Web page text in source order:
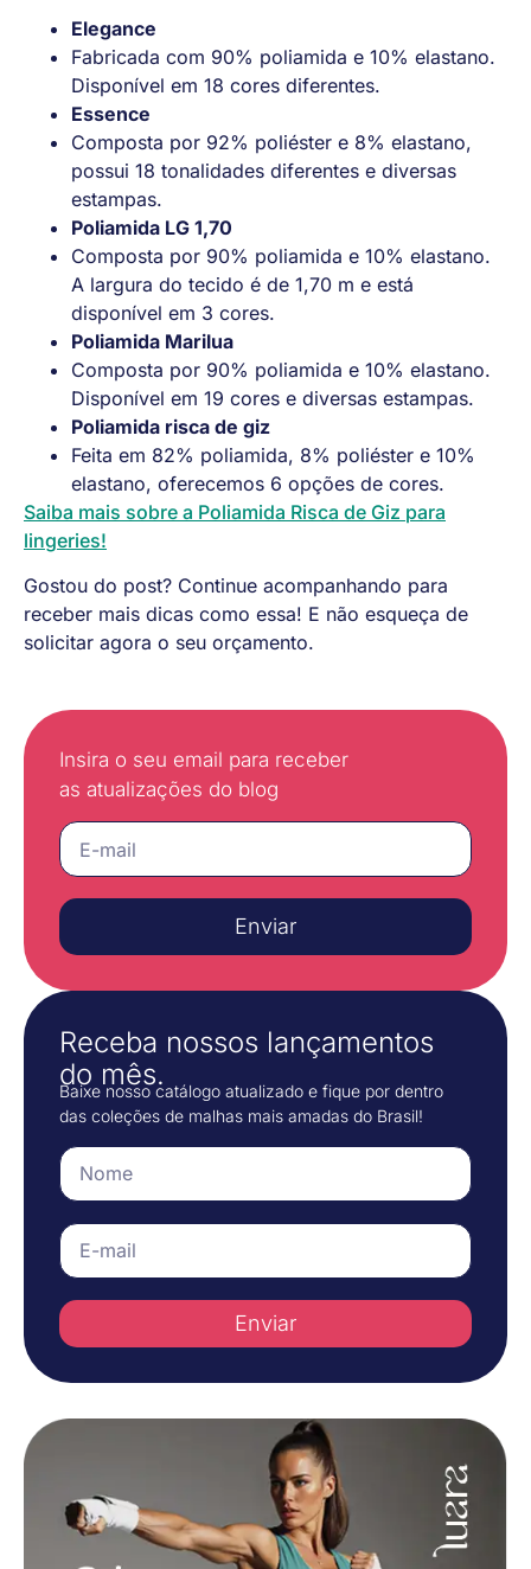
Elegance
Fabricada com 90% poliamida e 10% elastano.
Disponível em 18 cores diferentes.
Essence
Composta por 92% poliéster e 8% elastano,
possui 18 tonalidades diferentes e diversas
estampas.
Poliamida LG 1,70
Composta por 90% poliamida e 10% elastano.
A largura do tecido é de 1,70 m e está
disponível em 3 cores.
Poliamida Marilua
Composta por 90% poliamida e 10% elastano.
Disponível em 19 cores e diversas estampas.
Poliamida risca de giz
Feita em 82% poliamida, 8% poliéster e 10%
elastano, oferecemos 6 opções de cores.
Saiba mais sobre a Poliamida Risca de Giz para
lingeries!
Gostou do post? Continue acompanhando para
receber mais dicas como essa! E não esqueça de
solicitar agora o seu orçamento.
Insira o seu email para receber
as atualizações do blog
Enviar
Receba nossos lançamentos
do mês.
Baixe nosso catálogo atualizado e fique por dentro
das coleções de malhas mais amadas do Brasil!
Enviar